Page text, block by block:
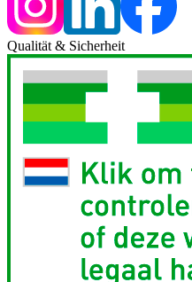
Qualität & Sicherheit